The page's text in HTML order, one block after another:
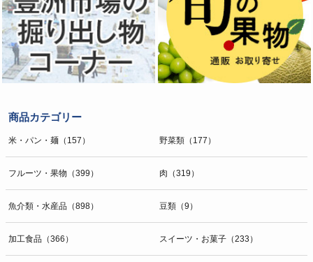
商品カテゴリー
米・パン・麺（157） 野菜類（177）
フルーツ・果物（399） 肉（319）
魚介類・水産品（898） 豆類（9）
加工食品（366） スイーツ・お菓子（233）